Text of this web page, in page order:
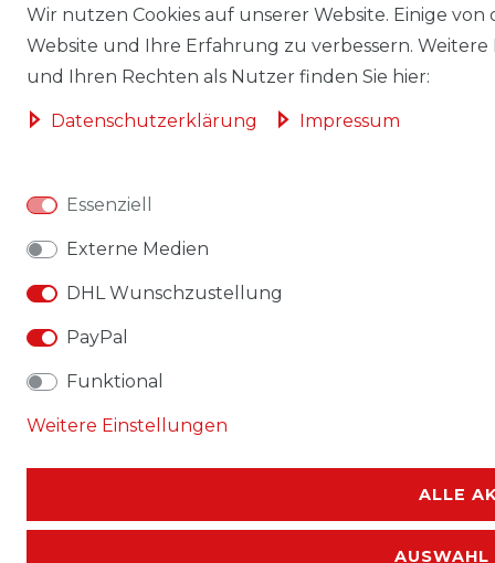
Wir nutzen Cookies auf unserer Website. Einige
Website und Ihre Erfahrung zu verbessern.
und Ihren Rechten als Nutzer finden Sie hier:
Daten­schutz­erklärung Impressum
Essenziell
Externe Medien
DHL Wunschzustellung
PayPal
Funktional
Weitere Einstellungen
ALLE
AUSWAHL